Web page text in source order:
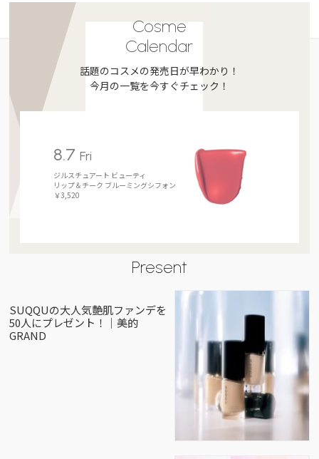
Cosme
Calendar
話題のコスメの発売日が早わかり！
今月の一覧を今すぐチェック！
8.7Fri
ジルスチュアート ビューティ
リップ＆チーク ブルーミングシフォン
￥3,520
Present
SUQQUの大人気艶肌ファンデを
50人にプレゼント！｜美的
GRAND